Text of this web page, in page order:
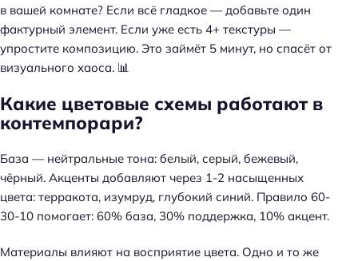
в вашей комнате? Если всё гладкое — добавьте один
фактурный элемент. Если уже есть 4+ текстуры —
упростите композицию. Это займёт 5 минут, но спасёт от
визуального хаоса. 📊
Какие цветовые схемы работают в
контемпорари?
База — нейтральные тона: белый, серый, бежевый,
чёрный. Акценты добавляют через 1-2 насыщенных
цвета: терракота, изумруд, глубокий синий. Правило 60-
30-10 помогает: 60% база, 30% поддержка, 10% акцент.
Материалы влияют на восприятие цвета. Одно и то же